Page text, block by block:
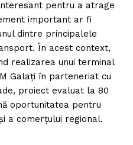
pentru a atrage
important ar fi
dintre principalele
În acest context,
realizarea unui terminal
Galați în parteneriat cu
proiect evaluat la 80
oportunitatea pentru
a comerțului regional.